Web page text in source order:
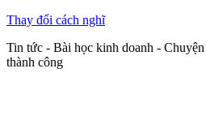
Thay đổi cách nghĩ
Tin tức - Bài học kinh doanh -
thành công